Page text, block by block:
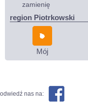
zamienię
region Piotrkowski
Mój
odwiedź nas na: